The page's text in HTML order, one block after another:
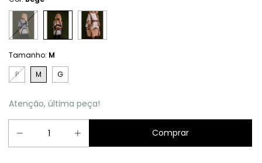
Tamanho: M
P
M G
Atenção, última peça!